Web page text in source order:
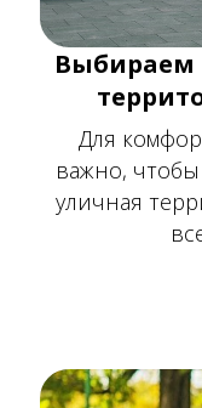
Выбираем
Для
важно,
уличная